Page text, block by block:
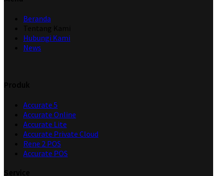
Beranda
Hubungi Kami
News
Accurate 5
Accurate Online
Accurate Lite
Accurate Private Cloud
Rene 2 POS
Accurate POS